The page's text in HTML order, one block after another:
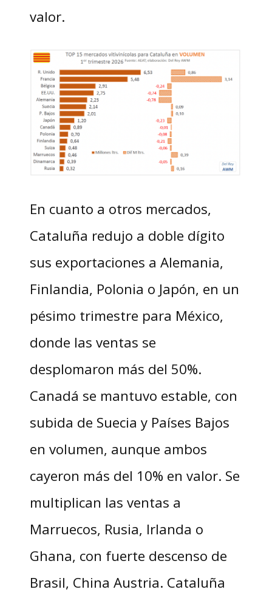
valor.
En cuanto a otros mercados,
Cataluña redujo a doble dígito
sus exportaciones a Alemania,
Finlandia, Polonia o Japón, en un
pésimo trimestre para México,
donde las ventas se
desplomaron más del 50%.
Canadá se mantuvo estable, con
subida de Suecia y Países Bajos
en volumen, aunque ambos
cayeron más del 10% en valor. Se
multiplican las ventas a
Marruecos, Rusia, Irlanda o
Ghana, con fuerte descenso de
Brasil, China Austria. Cataluña